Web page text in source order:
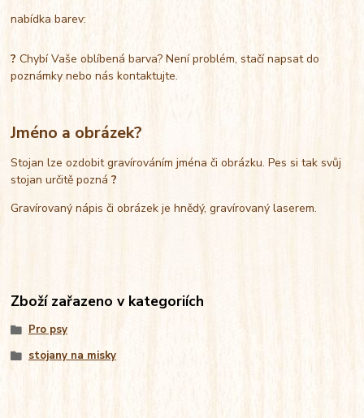
nabídka barev:
?Chybí Vaše oblíbená barva? Není problém, stačí napsat do
poznámky nebo nás kontaktujte.
Jméno a obrázek?
Stojan lze ozdobit gravírováním jména či obrázku. Pes si tak svůj
stojan určitě pozná?
Gravírovaný nápis či obrázek je hnědý, gravírovaný laserem.
Zboží zařazeno v kategoriích
Pro psy
stojany na misky